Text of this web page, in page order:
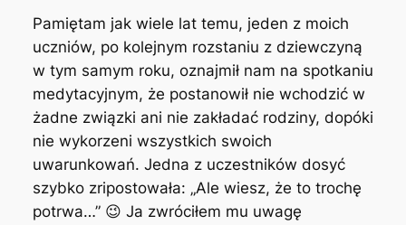
Pamiętam jak wiele lat temu, jeden z moich
uczniów, po kolejnym rozstaniu z dziewczyną
w tym samym roku, oznajmił nam na spotkaniu
medytacyjnym, że postanowił nie wchodzić w
żadne związki ani nie zakładać rodziny, dopóki
nie wykorzeni wszystkich swoich
uwarunkowań. Jedna z uczestników dosyć
szybko zripostowała: „Ale wiesz, że to trochę
potrwa…” 😉 Ja zwróciłem mu uwagę